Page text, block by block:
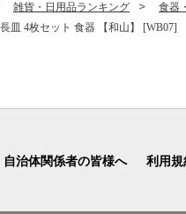
雑貨・日用品ランキング
食器
皿 4枚セット 食器 【和山】 [WB07]
自治体関係者の皆様へ 利用規